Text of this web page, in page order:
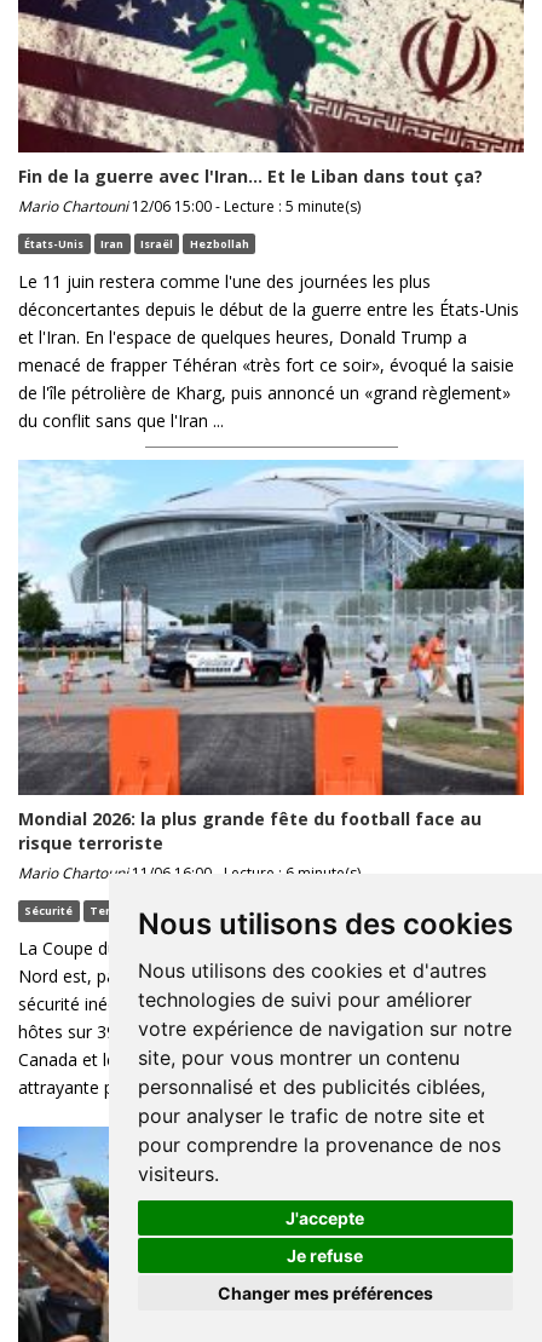
Nous utilisons des cookies
Nous utilisons des cookies et d'autres
technologies de suivi pour améliorer
votre expérience de navigation sur notre
site, pour vous montrer un contenu
personnalisé et des publicités ciblées,
pour analyser le trafic de notre site et
pour comprendre la provenance de nos
visiteurs.
J'accepte
Je refuse
Changer mes préférences
Fin de la guerre avec l'Iran... Et le Liban dans tout ça?
Mario Chartouni12/06 15:00 - Lecture : 5 minute(s)
États-Unis Iran Israël Hezbollah
Le 11 juin restera comme l'une des journées les plus
déconcertantes depuis le début de la guerre entre les États-Unis
et l'Iran. En l'espace de quelques heures, Donald Trump a
menacé de frapper Téhéran «très fort ce soir», évoqué la saisie
de l'île pétrolière de Kharg, puis annoncé un «grand règlement»
du conflit sans que l'Iran ...
Mondial 2026: la plus grande fête du football face au
risque terroriste
Mario Chartouni11/06 16:00 - Lecture : 6 minute(s)
Sécurité Terrorisme Coupe du monde
La Coupe du monde qui s'ouvre cette semaine en Amérique du
Nord est, par la seule arithmétique de sa taille, un défi de
sécurité inédit. 48 équipes joueront 104 matchs dans 16 villes
hôtes sur 39 jours, les États-Unis accueillant 78 rencontres, le
Canada et le Mexique, 13 chacun. Le tournoi constitue une cible
attrayante pour quiconque ...